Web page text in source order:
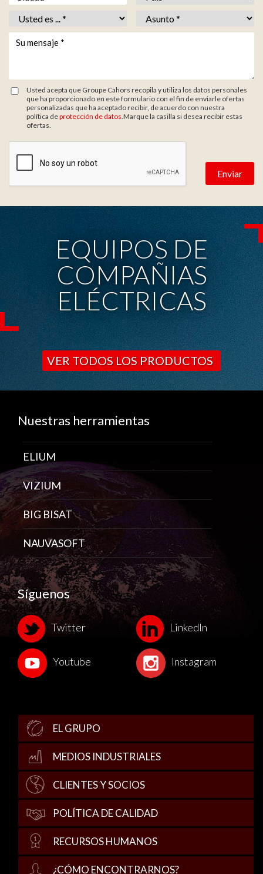
Vous êtes *
* Objet **
Votre message *
Usted acepta que Groupe Cahors recopila y utiliza los datos personales
que ha proporcionado en este formulario con el fin de enviarle ofertas
personalizadas que ha aceptado recibir, de acuerdo con nuestra
política deprotección de datos.Marque la casilla si desea recibir estas
ofertas.
EQUIPOS DE
COMPAÑIAS
ELÉCTRICAS
VER TODOS LOS PRODUCTOS
Nuestras herramientas
ELIUM
VIZIUM
BIG BISAT
NAUVASOFT
Síguenos
Twitter LinkedIn
Youtube Instagram
EL GRUPO
MEDIOS INDUSTRIALES
CLIENTES Y SOCIOS
POLÍTICA DE CALIDAD
RECURSOS HUMANOS
¿CÓMO ENCONTRARNOS?